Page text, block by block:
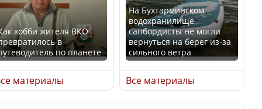
төменгі жалақы,
экология: жеті
сайлаушылармен
талқылап жатыр?
Луну признали объектом
культурного наследия,
находящегося под
угрозой исчезновения
хобби жителя ВКО
в
по планете
материалы
На Бухтарминском
водохранилище
сапбордисты не могли
вернуться на берег из-за
сильного ветра
Все материалы